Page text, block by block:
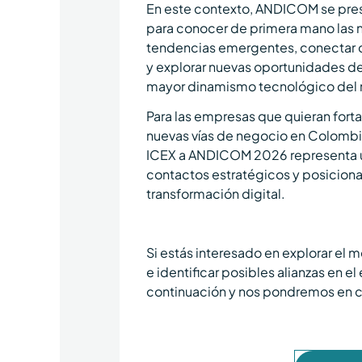
En este contexto, ANDICOM se
para conocer de primera mano
tendencias emergentes, conectar
y explorar nuevas oportunidades
mayor dinamismo tecnológico del
Para las empresas que quieran
nuevas vías de negocio en
ICEX a ANDICOM 2026
contactos estratégicos y
transformación digital.
Si estás interesado en explorar el
e identificar posibles alianzas en
continuación y nos pondremos